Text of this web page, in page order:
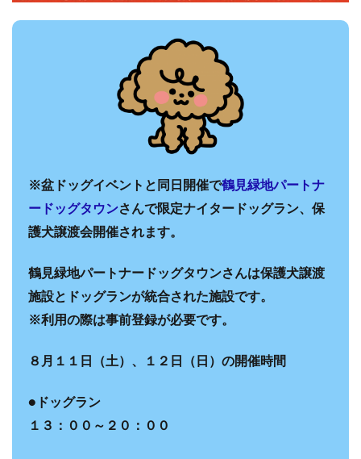
※盆ドッグイベントと同日開催で鶴見緑地パートナ
ードッグタウンさんで限定ナイタードッグラン、保
護犬譲渡会開催されます。
鶴見緑地パートナードッグタウンさんは保護犬譲渡
施設とドッグランが統合された施設です。
※利用の際は事前登録が必要です。
８月１１日（土）、１２日（日）の開催時間
●ドッグラン
１３：００～２０：００